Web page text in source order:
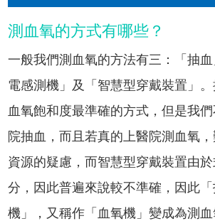
測血氧的方式有哪些？
一般我們測血氧的方法有三：「抽
電感測機」及「智慧型穿戴裝置」
血氧飽和度最準確的方式，但是我
院抽血，而且若真的上醫院測血氧
資源的疑慮，而智慧型穿戴裝置由
分，因此普遍來說較不準確，因此
機」，又稱作「血氧機」變成為測血